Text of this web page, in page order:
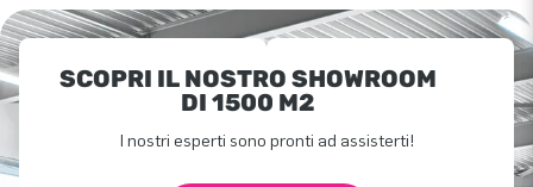
SCOPRI IL NOSTRO SHOWROOM
DI 1500 M2
I nostri esperti sono pronti ad assisterti!